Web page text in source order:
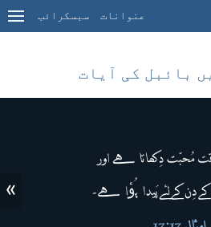
عنوانات سبسکرائب
بائبل کی آیات
»